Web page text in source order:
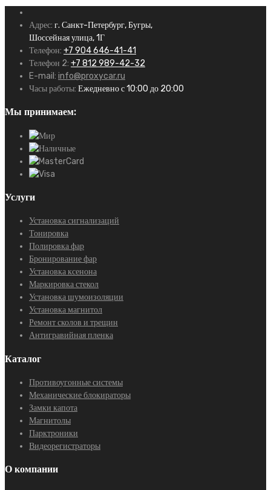
Адрес: г. Санкт-Петербург, Бугры,
Шоссейная улица, 1Г
Телефон: +7 904 646-41-41
Телефон 2: +7 812 989-42-32
E-mail: info@proxycar.ru
Часы работы: Ежедневно с 10:00 до 20:00
Мы принимаем:
Услуги
Установка сигнализаций
Тонировка
Полировка фар
Бронирование фар
Установка ксенона
Маркировка стекол
Установка шумоизоляции
Установка магнитол
Ремонт сколов и трещин
Антигравийная пленка
Каталог
Противоугонные системы
Механические блокираторы
Замки капота
Магнитолы
Парктроники
Видеорегистраторы
О компании